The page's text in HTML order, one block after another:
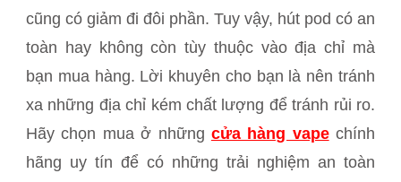
cũng có giảm đi đôi phần. Tuy vậy, hút pod có an
toàn hay không còn tùy thuộc vào địa chỉ mà
bạn mua hàng. Lời khuyên cho bạn là nên tránh
xa những địa chỉ kém chất lượng để tránh rủi ro.
Hãy chọn mua ở những cửa hàng vapechính
hãng uy tín để có những trải nghiệm an toàn